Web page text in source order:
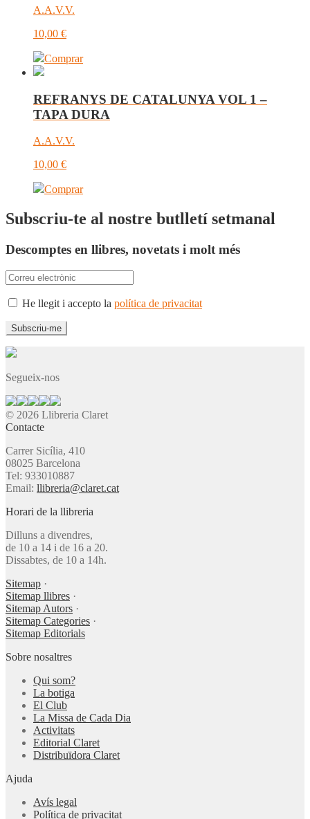
A.A.V.V.
10,00 €
Comprar
REFRANYS DE CATALUNYA VOL 1 –
TAPA DURA
A.A.V.V.
10,00 €
Comprar
Subscriu-te al nostre butlletí setmanal
Descomptes en llibres, novetats i molt més
He llegit i accepto la política de privacitat
Segueix-nos
© 2026 Llibreria Claret
Contacte
Carrer Sicília, 410
08025 Barcelona
Tel: 933010887
Email: llibreria@claret.cat
Horari de la llibreria
Dilluns a divendres,
de 10 a 14 i de 16 a 20.
Dissabtes, de 10 a 14h.
Sitemap ·
Sitemap llibres ·
Sitemap Autors ·
Sitemap Categories ·
Sitemap Editorials
Sobre nosaltres
Qui som?
La botiga
El Club
La Missa de Cada Dia
Activitats
Editorial Claret
Distribuïdora Claret
Ajuda
Avís legal
Política de privacitat